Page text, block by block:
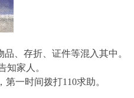
、存折、证件等混入其中。
知家人。
一时间拨打110求助。